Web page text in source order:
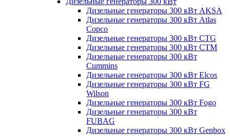
Дизельные генераторы 300 кВт AKSA
Дизельные генераторы 300 кВт Atlas
Copco
Дизельные генераторы 300 кВт CTG
Дизельные генераторы 300 кВт CTM
Дизельные генераторы 300 кВт
Cummins
Дизельные генераторы 300 кВт Elcos
Дизельные генераторы 300 кВт FG
Wilson
Дизельные генераторы 300 кВт Fogo
Дизельные генераторы 300 кВт
FUBAG
Дизельные генераторы 300 кВт Genbox